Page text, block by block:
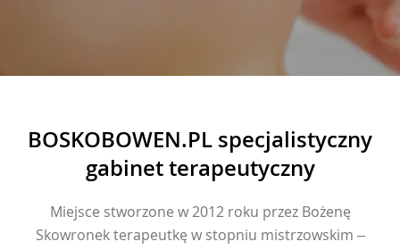
BOSKOBOWEN.PL specjalistyczny
gabinet terapeutyczny
Miejsce stworzone w 2012 roku przez Bożenę
Skowronek terapeutkę w stopniu mistrzowskim –